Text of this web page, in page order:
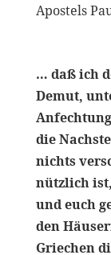
Apostels
… daß ich
Demut,
die
nichts
nützlich
und euch
den
Griechen